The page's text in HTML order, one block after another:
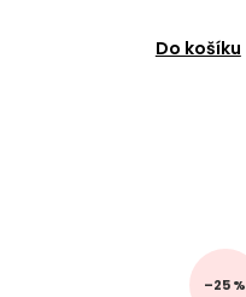
Do košíku
–25 %